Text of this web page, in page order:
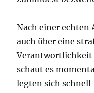
Nach einer echten
auch über eine
Verantwortlichkeit
schaut es
legten sich